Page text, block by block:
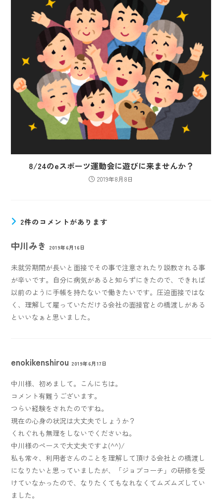
8/24のeスポーツ運動会に遊びに来ませんか？
2019年8月8日
2件のコメントがあります
中川みき 2019年6月16日
未就労期間が長いと面接でその事で注意されたり説教される事
が辛いです。自分に病気があると知らずにきたので、できれば
以前のように手帳を持たないで働きたいです。圧迫面接ではな
く、理解して雇っていただける会社の面接官との橋渡しがある
といいなぁと思いました。
enokikenshirou 2019年6月17日
中川様、初めまして。こんにちは。
コメント有難うございます。
つらい経験をされたのですね。
現在の心身の状況は大丈夫でしょうか？
くれぐれも無理をしないでくださいね。
中川様のペースで大丈夫ですよ(^^)/
私も常々、利用者さんのことを理解して頂ける会社との橋渡し
になりたいと思っていましたが、「ジョブコーチ」の研修を受
けていなかったので、なりたくてもなれなくてムズムズしてい
ました。